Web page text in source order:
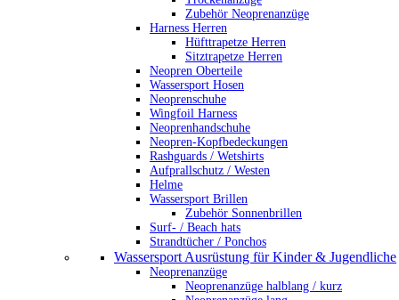
Zubehör Neoprenanzüge
Harness Herren
Hüfttrapetze Herren
Sitztrapetze Herren
Neopren Oberteile
Wassersport Hosen
Neoprenschuhe
Wingfoil Harness
Neoprenhandschuhe
Neopren-Kopfbedeckungen
Rashguards / Wetshirts
Aufprallschutz / Westen
Helme
Wassersport Brillen
Zubehör Sonnenbrillen
Surf- / Beach hats
Strandtücher / Ponchos
Wassersport Ausrüstung für Kinder & Jugendliche
Neoprenanzüge
Neoprenanzüge halblang / kurz